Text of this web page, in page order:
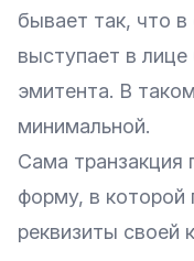
бывает так, что
выступает в лице
эмитента. В
минимальной.
Сама транзакция
форму, в которой
реквизиты своей